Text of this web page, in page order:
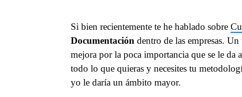
Si bien recientemente te he hablado sobre
Documentación dentro de las empresas.
mejora por la poca importancia que se le da
todo lo que quieras y necesites tu
yo le daría un ámbito mayor.